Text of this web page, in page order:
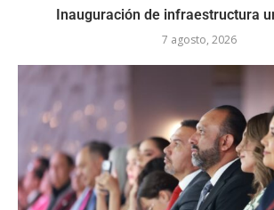
Inauguración de infraestructura
7 agosto, 2026